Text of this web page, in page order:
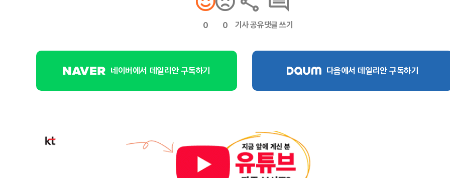
0 0 기사 공유댓글 쓰기
네이버에서 데일리안 구독하기 다음에서 데일리안 구독하기